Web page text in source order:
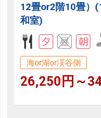
12畳or2階10畳）
和室)
海or湖or渓谷側
26,250円～